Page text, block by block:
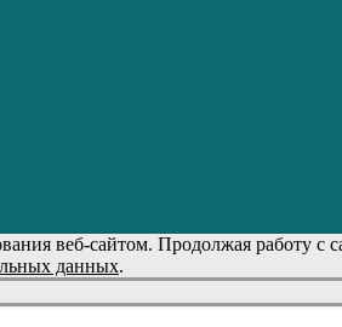
веб-сайтом. Продолжая работу с
данных.